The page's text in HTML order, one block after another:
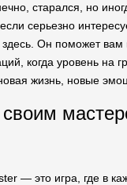
старался, но
серьезно
Он поможет вам
когда уровень на
жизнь, новые
— это игра, где в